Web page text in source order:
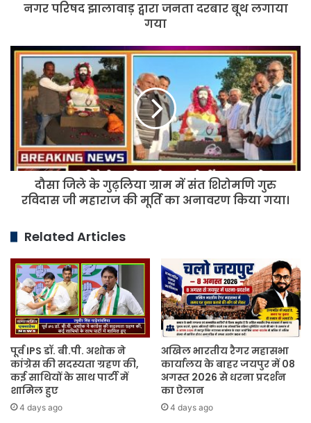
नगर परिषद झालावाड़ द्वारा जनता दरबार बूथ लगाया
गया
दौसा
जिले
गुढ़लिया
ग्राम
शिरोमणि
गुरु
मूर्ति
का
अनावरण
किया
गया।
दौसा जिले के गुढ़लिया ग्राम में संत शिरोमणि गुरु
रविदास जी महाराज की मूर्ति का अनावरण किया गया।
Related Articles
पूर्व IPS डॉ. बी.पी. अशोक ने
कांग्रेस की सदस्यता ग्रहण की,
कई साथियों के साथ पार्टी में
शामिल हुए
4 days ago
अखिल भारतीय रैगर महासभा
कार्यालय के बाहर जयपुर में 08
अगस्त 2026 से धरना प्रदर्शन
का ऐलान
4 days ago